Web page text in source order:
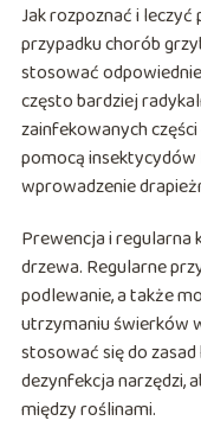
Jak rozpoznać i
przypadku chorób
stosować
często bardziej
zainfekowanych
pomocą
wprowadzenie
Prewencja i regularna
drzewa. Regularne
podlewanie, a także
utrzymaniu świerków
stosować się do
dezynfekcja narzędzi,
między roślinami.